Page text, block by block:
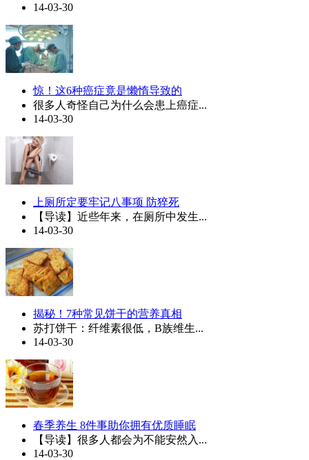
14-03-30
惊！这6种癌症竟是懒惰导致的
很多人奇怪自己为什么会患上癌症...
14-03-30
上厕所定要牢记八事项 防猝死
【导读】近些年来，在厕所中发生...
14-03-30
揭秘！7种常见饼干的营养真相
苏打饼干：纤维素很低，B族维生...
14-03-30
春季养生 8件事助你拥有优质睡眠
【导读】很多人都会为不能安然入...
14-03-30